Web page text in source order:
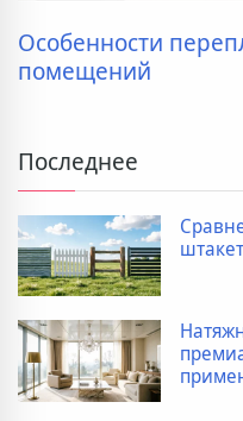
Особенности
помещений
Последнее